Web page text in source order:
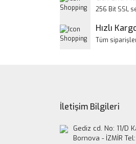
Ürün fiyatı diğer
256 Bit SSL
Hızlı
Tüm
İletişim Bilgileri
Gediz cd. No: 11/D
Bornova - İZMİR